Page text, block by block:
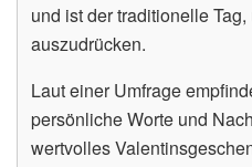
und ist der traditionelle
auszudrücken.
Laut einer Umfrage
persönliche Worte und
wertvolles